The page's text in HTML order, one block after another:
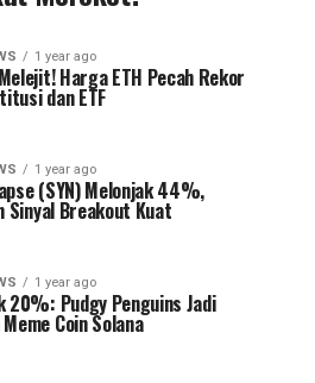
1 year ago
Harga ETH Pecah Rekor
dan ETF
1 year ago
(SYN) Melonjak 44%,
Sinyal Breakout Kuat
1 year ago
20%: Pudgy Penguins Jadi
Coin Solana